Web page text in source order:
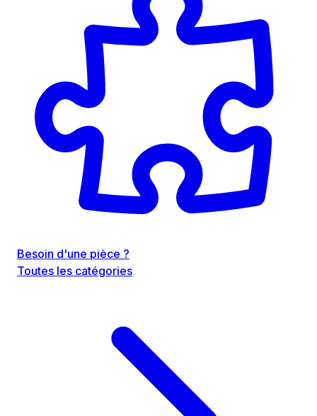
Besoin d'une pièce ?
Toutes les catégories